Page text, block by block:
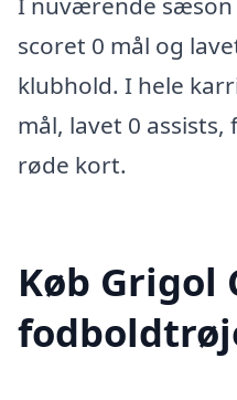
scoret 0 mål og
klubhold. I hele
mål, lavet 0
røde kort.
Køb Grigol